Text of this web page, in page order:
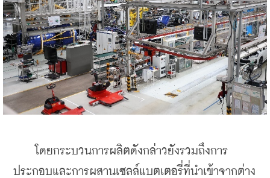
โดยกระบวนการผลิตดังกล่าวยังรวมถึงการ
ประกอบและการผสานเซลล์แบตเตอรี่ที่นำเข้าจากต่าง